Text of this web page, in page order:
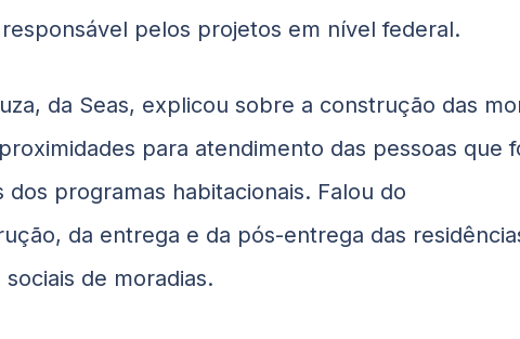
pelos projetos em nível federal.
da Seas, explicou sobre a construção das
para atendimento das pessoas que
programas habitacionais. Falou do
da entrega e da pós-entrega das
de moradias.